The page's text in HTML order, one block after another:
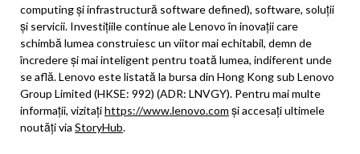
computing și infrastructură software defined), software, soluții
și servicii. Investițiile continue ale Lenovo în inovații care
schimbă lumea construiesc un viitor mai echitabil, demn de
încredere și mai inteligent pentru toată lumea, indiferent unde
se află. Lenovo este listată la bursa din Hong Kong sub Lenovo
Group Limited (HKSE: 992) (ADR: LNVGY). Pentru mai multe
informații, vizitațihttps://www.lenovo.com și accesați ultimele
noutăți via StoryHub.